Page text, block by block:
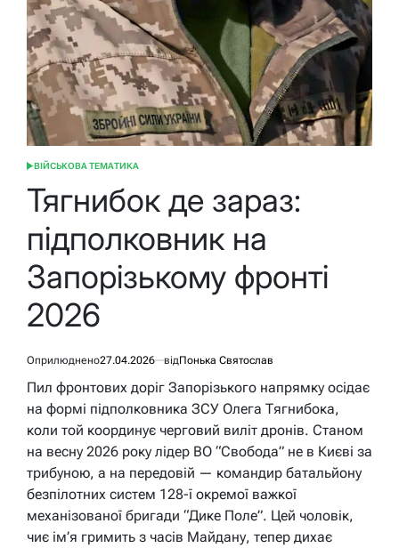
ОПУБЛІКУВАТИ
ВІЙСЬКОВА ТЕМАТИКА
Тягнибок де зараз:
підполковник на
Запорізькому фронті
2026
Оприлюднено27.04.2026 відПонька Святослав
Пил фронтових доріг Запорізького напрямку осідає
на формі підполковника ЗСУ Олега Тягнибока,
коли той координує черговий виліт дронів. Станом
на весну 2026 року лідер ВО “Свобода” не в Києві за
трибуною, а на передовій — командир батальйону
безпілотних систем 128-ї окремої важкої
механізованої бригади “Дике Поле”. Цей чоловік,
чиє ім’я гримить з часів Майдану, тепер дихає